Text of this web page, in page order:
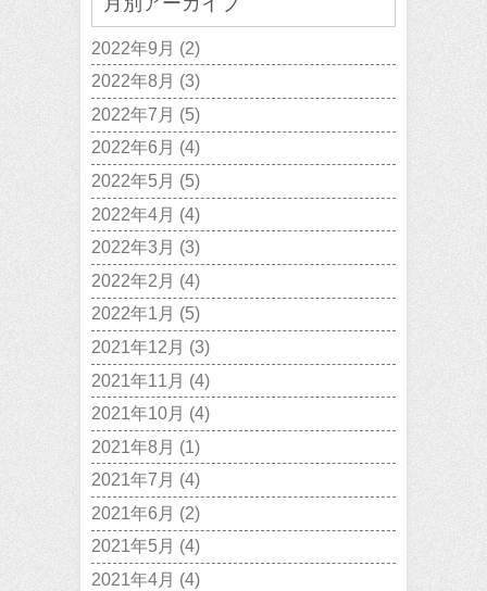
2022年9月 (2)
2022年8月 (3)
2022年7月 (5)
2022年6月 (4)
2022年5月 (5)
2022年4月 (4)
2022年3月 (3)
2022年2月 (4)
2022年1月 (5)
2021年12月 (3)
2021年11月 (4)
2021年10月 (4)
2021年8月 (1)
2021年7月 (4)
2021年6月 (2)
2021年5月 (4)
2021年4月 (4)